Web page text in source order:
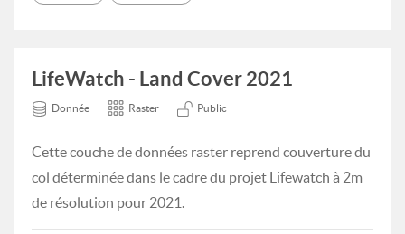
LifeWatch - Land Cover 2021
Donnée Raster Public
Cette couche de données raster reprend couverture du
col déterminée dans le cadre du projet Lifewatch à 2m
de résolution pour 2021.